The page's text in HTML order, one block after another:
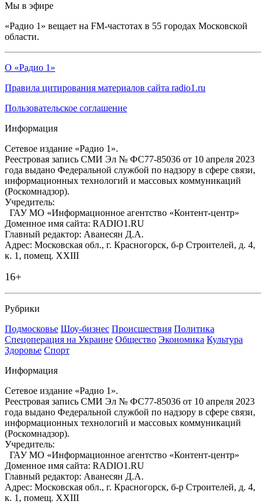
Мы в эфире
«Радио 1» вещает на FM-частотах в 55 городах Московской
области.
О «Радио 1»
Правила цитирования материалов сайта radio1.ru
Пользовательское соглашение
Информация
Сетевое издание «Радио 1».
Реестровая запись СМИ Эл № ФС77-85036 от 10 апреля 2023
года выдано Федеральной службой по надзору в сфере связи,
информационных технологий и массовых коммуникаций
(Роскомнадзор).
Учредитель:
ГАУ МО «Информационное агентство «Контент-центр»
Доменное имя сайта: RADIO1.RU
Главный редактор: Аванесян Д.А.
Адрес: Московская обл., г. Красногорск, б-р Строителей, д. 4,
к. 1, помещ. XXIII
16+
Рубрики
Подмосковье Шоу-бизнес Происшествия Политика
Спецоперация на Украине Общество Экономика Культура
Здоровье Спорт
Информация
Сетевое издание «Радио 1».
Реестровая запись СМИ Эл № ФС77-85036 от 10 апреля 2023
года выдано Федеральной службой по надзору в сфере связи,
информационных технологий и массовых коммуникаций
(Роскомнадзор).
Учредитель:
ГАУ МО «Информационное агентство «Контент-центр»
Доменное имя сайта: RADIO1.RU
Главный редактор: Аванесян Д.А.
Адрес: Московская обл., г. Красногорск, б-р Строителей, д. 4,
к. 1, помещ. XXIII